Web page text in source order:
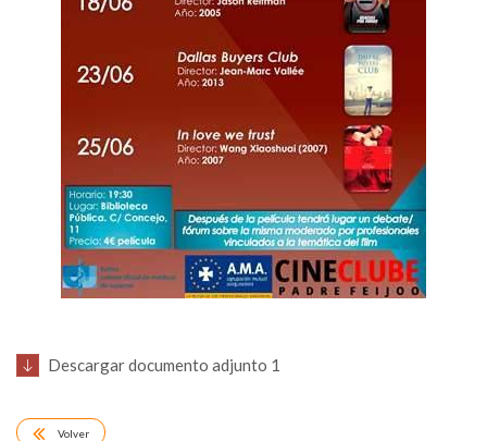
Descargar documento adjunto 1
Volver